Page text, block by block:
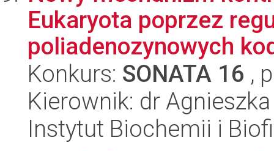
Eukaryota poprzez
poliadenozynowych
Konkurs: SONATA 16 ,
Kierownik: dr
Instytut Biochemii i